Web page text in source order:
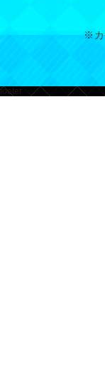
※カ
footer